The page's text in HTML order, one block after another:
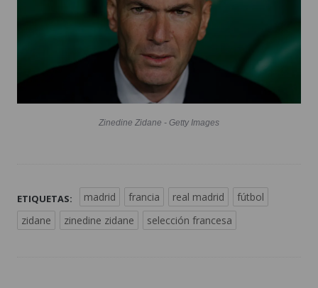
Zinedine Zidane - Getty Images
ETIQUETAS: madrid francia real madrid
fútbol
zidane
zinedine zidane selección francesa